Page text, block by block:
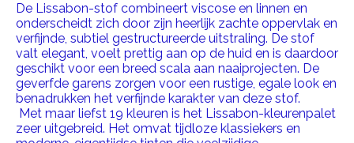
De Lissabon-stof combineert viscose en linnen en
onderscheidt zich door zijn heerlijk zachte oppervlak en
verfijnde, subtiel gestructureerde uitstraling. De stof
valt elegant, voelt prettig aan op de huid en is daardoor
geschikt voor een breed scala aan naaiprojecten. De
geverfde garens zorgen voor een rustige, egale look en
benadrukken het verfijnde karakter van deze stof.
Met maar liefst 19 kleuren is het Lissabon-kleurenpalet
zeer uitgebreid. Het omvat tijdloze klassiekers en